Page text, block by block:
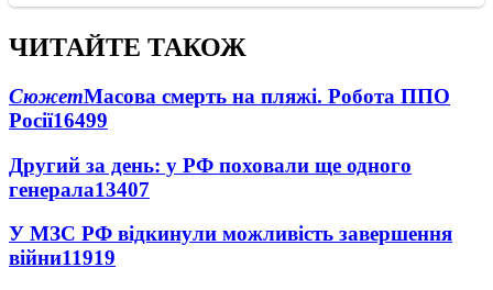
ЧИТАЙТЕ ТАКОЖ
СюжетМасова смерть на пляжі. Робота ППО
Росії16499
Другий за день: у РФ поховали ще одного
генерала13407
У МЗС РФ відкинули можливість завершення
війни11919